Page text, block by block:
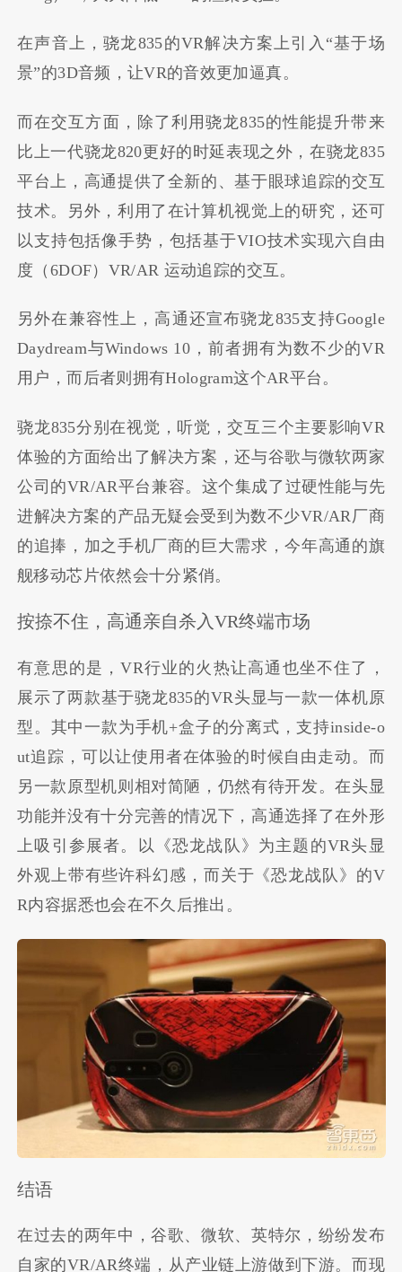
在声音上，骁龙835的VR解决方案上引入“基于场
景”的3D音频，让VR的音效更加逼真。
而在交互方面，除了利用骁龙835的性能提升带来
比上一代骁龙820更好的时延表现之外，在骁龙835
平台上，高通提供了全新的、基于眼球追踪的交互
技术。另外，利用了在计算机视觉上的研究，还可
以支持包括像手势，包括基于VIO技术实现六自由
度（6DOF）VR/AR 运动追踪的交互。
另外在兼容性上，高通还宣布骁龙835支持Google
Daydream与Windows 10，前者拥有为数不少的VR
用户，而后者则拥有Hologram这个AR平台。
骁龙835分别在视觉，听觉，交互三个主要影响VR
体验的方面给出了解决方案，还与谷歌与微软两家
公司的VR/AR平台兼容。这个集成了过硬性能与先
进解决方案的产品无疑会受到为数不少VR/AR厂商
的追捧，加之手机厂商的巨大需求，今年高通的旗
舰移动芯片依然会十分紧俏。
按捺不住，高通亲自杀入VR终端市场
有意思的是，VR行业的火热让高通也坐不住了，
展示了两款基于骁龙835的VR头显与一款一体机原
型。其中一款为手机+盒子的分离式，支持inside-o
ut追踪，可以让使用者在体验的时候自由走动。而
另一款原型机则相对简陋，仍然有待开发。在头显
功能并没有十分完善的情况下，高通选择了在外形
上吸引参展者。以《恐龙战队》为主题的VR头显
外观上带有些许科幻感，而关于《恐龙战队》的V
R内容据悉也会在不久后推出。
结语
在过去的两年中，谷歌、微软、英特尔，纷纷发布
自家的VR/AR终端，从产业链上游做到下游。而现